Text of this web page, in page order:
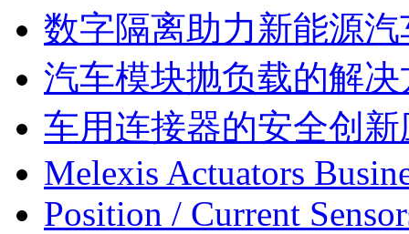
数字隔离助力新能源
汽车模块抛负载的解决
车用连接器的安全创新
Melexis Actuators
Position / Current